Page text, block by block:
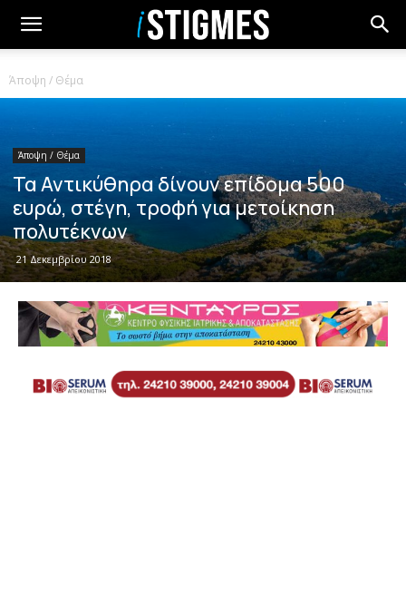
Άποψη / Θέμα
Άποψη / Θέμα
Τα Αντικύθηρα δίνουν επίδομα 500
ευρώ, στέγη, τροφή για μετοίκηση
πολυτέκνων
21 Δεκεμβρίου 2018